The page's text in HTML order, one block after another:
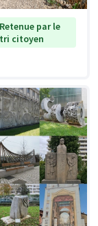
Retenue par le
tri citoyen